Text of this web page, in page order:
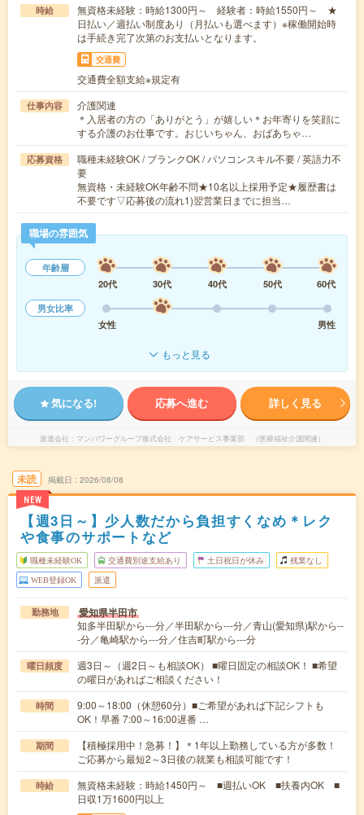
時給
無資格未経験：時給1300円～ 経験者：時給1550円～ ★
日払い／週払い制度あり（月払いも選べます）※稼働開始時
は手続き完了次第のお支払いとなります。
交通費
交通費全額支給※規定有
仕事内容
介護関連
＊入居者の方の「ありがとう」が嬉しい＊お年寄りを笑顔に
する介護のお仕事です。おじいちゃん、おばあちゃ…
応募資格
職種未経験OK / ブランクOK / パソコンスキル不要 / 英語力不
要
無資格・未経験OK年齢不問★10名以上採用予定★履歴書は
不要です▽応募後の流れ1)翌営業日までに担当…
職場の雰囲気
年齢層
20代
30代 40代 50代
60代
男女比率
女性
男性
もっと見る
気になる! 応募へ進む 詳しく見る
派遣会社 マンパワーグループ株式会社 ケアサービス事業部 （医療福祉介護関連）
未読
NEW
掲載日 2026/08/08
【週3日～】少人数だから負担すくなめ＊レク
や食事のサポートなど
職種未経験OK 交通費別途支給あり 土日祝日が休み 残業なし
WEB登録OK 派遣
勤務地 愛知県半田市
知多半田駅から---分／半田駅から---分／青山(愛知県)駅から--
-分／亀崎駅から---分／住吉町駅から---分
曜日頻度
週3日～（週2日～も相談OK） ■曜日固定の相談OK！ ■希望
の曜日があればご相談ください！
時間
9:00～18:00（休憩60分）■ご希望があれば下記シフトも
OK！早番 7:00～16:00遅番 …
期間
【積極採用中！急募！】＊1年以上勤務している方が多数！
ご応募から最短2～3日後の就業も相談可能です！
時給
無資格未経験：時給1450円～ ■週払いOK ■扶養内OK ■
日収1万1600円以上